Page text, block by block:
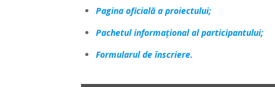
Pagina oficială a proiectului;
Pachetul informațional al participantului;
Formularul de înscriere.